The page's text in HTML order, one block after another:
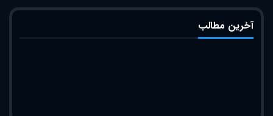
آخرین مطالب